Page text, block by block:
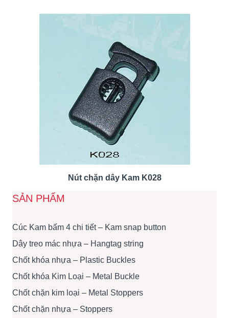
Nút chặn dây Kam K028
SẢN PHẨM
Cúc Kam bấm 4 chi tiết – Kam snap button
Dây treo mác nhựa – Hangtag string
Chốt khóa nhựa – Plastic Buckles
Chốt khóa Kim Loại – Metal Buckle
Chốt chặn kim loại – Metal Stoppers
Chốt chặn nhựa – Stoppers